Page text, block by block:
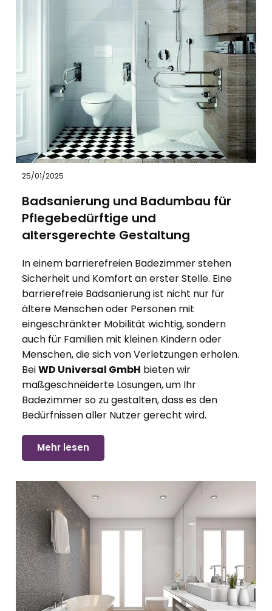
25/01/2025
Badsanierung und Badumbau für
Pflegebedürftige und
altersgerechte Gestaltung
In einem barrierefreien Badezimmer stehen
Sicherheit und Komfort an erster Stelle. Eine
barrierefreie Badsanierung ist nicht nur für
ältere Menschen oder Personen mit
eingeschränkter Mobilität wichtig, sondern
auch für Familien mit kleinen Kindern oder
Menschen, die sich von Verletzungen erholen.
BeiWD Universal GmbH bieten wir
maßgeschneiderte Lösungen, um Ihr
Badezimmer so zu gestalten, dass es den
Bedürfnissen aller Nutzer gerecht wird.
Mehr lesen